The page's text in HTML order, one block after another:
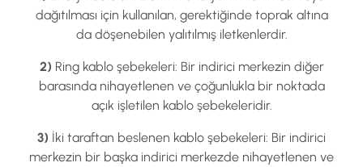
dağıtılması için kullanılan, gerektiğinde toprak altına
da döşenebilen yalıtılmış iletkenlerdir.
2) Ring kablo şebekeleri: Bir indirici merkezin diğer
barasında nihayetlenen ve çoğunlukla bir noktada
açık işletilen kablo şebekeleridir.
3) İki taraftan beslenen kablo şebekeleri: Bir indirici
merkezin bir başka indirici merkezde nihayetlenen ve